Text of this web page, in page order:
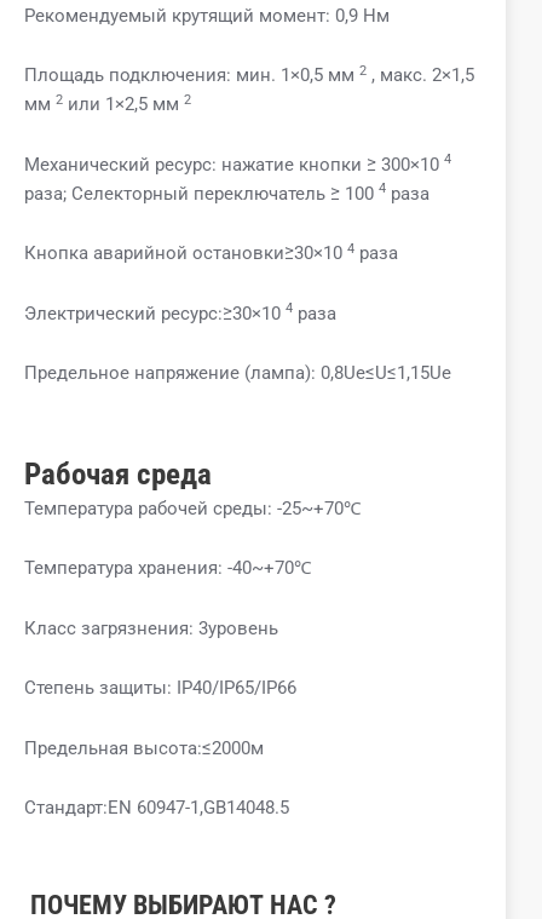
Рекомендуемый крутящий момент: 0,9 Нм
Площадь подключения: мин. 1×0,5 мм 2 , макс. 2×1,5
мм 2 или 1×2,5 мм 2
Механический ресурс: нажатие кнопки ≥ 300×10 4
раза; Селекторный переключатель ≥ 100 4 раза
Кнопка аварийной остановки≥30×10 4 раза
Электрический ресурс:≥30×10 4 раза
Предельное напряжение (лампа): 0,8Ue≤U≤1,15Ue
Рабочая среда
Температура рабочей среды: -25~+70℃
Температура хранения: -40~+70℃
Класс загрязнения: 3уровень
Степень защиты: IP40/IP65/IP66
Предельная высота:≤2000м
Стандарт:EN 60947-1,GB14048.5
ПОЧЕМУ ВЫБИРАЮТ НАС ?